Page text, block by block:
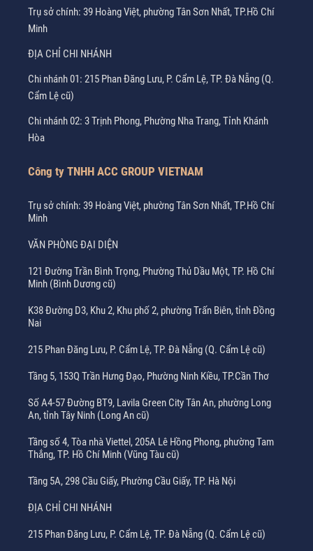
Trụ sở chính: 39 Hoàng Việt, phường Tân Sơn Nhất, TP.Hồ Chí
Minh
ĐỊA CHỈ CHI NHÁNH
Chi nhánh 01: 215 Phan Đăng Lưu, P. Cẩm Lệ, TP. Đà Nẵng (Q.
Cẩm Lệ cũ)
Chi nhánh 02: 3 Trịnh Phong, Phường Nha Trang, Tỉnh Khánh
Hòa
Công ty TNHH ACC GROUP VIETNAM
Trụ sở chính: 39 Hoàng Việt, phường Tân Sơn Nhất, TP.Hồ Chí
Minh
VĂN PHÒNG ĐẠI DIỆN
121 Đường Trần Bình Trọng, Phường Thủ Dầu Một, TP. Hồ Chí
Minh (Bình Dương cũ)
K38 Đường D3, Khu 2, Khu phố 2, phường Trấn Biên, tỉnh Đồng
Nai
215 Phan Đăng Lưu, P. Cẩm Lệ, TP. Đà Nẵng (Q. Cẩm Lệ cũ)
Tầng 5, 153Q Trần Hưng Đạo, Phường Ninh Kiều, TP.Cần Thơ
Số A4-57 Đường BT9, Lavila Green City Tân An, phường Long
An, tỉnh Tây Ninh (Long An cũ)
Tầng số 4, Tòa nhà Viettel, 205A Lê Hồng Phong, phường Tam
Thắng, TP. Hồ Chí Minh (Vũng Tàu cũ)
Tầng 5A, 298 Cầu Giấy, Phường Cầu Giấy, TP. Hà Nội
ĐỊA CHỈ CHI NHÁNH
215 Phan Đăng Lưu, P. Cẩm Lệ, TP. Đà Nẵng (Q. Cẩm Lệ cũ)